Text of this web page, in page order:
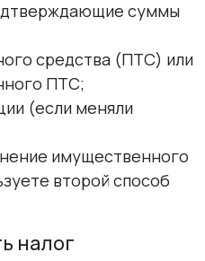
суммы
средства (ПТС) или
ПТС;
(если меняли
имущественного
второй способ
налог